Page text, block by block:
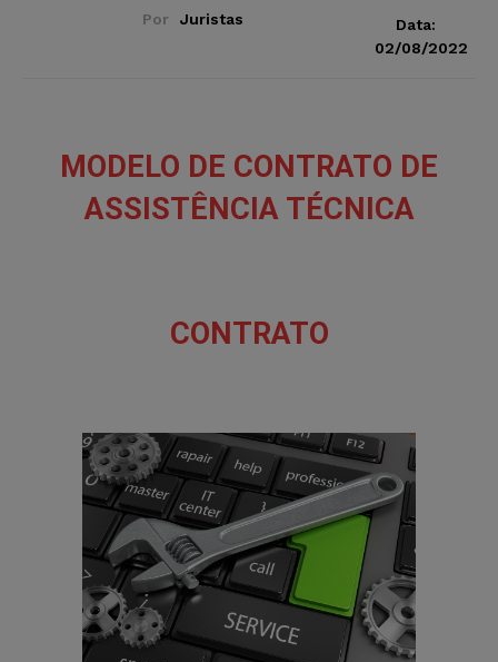
Por Juristas
Data:
02/08/2022
MODELO DE CONTRATO DE
ASSISTÊNCIA TÉCNICA
CONTRATO